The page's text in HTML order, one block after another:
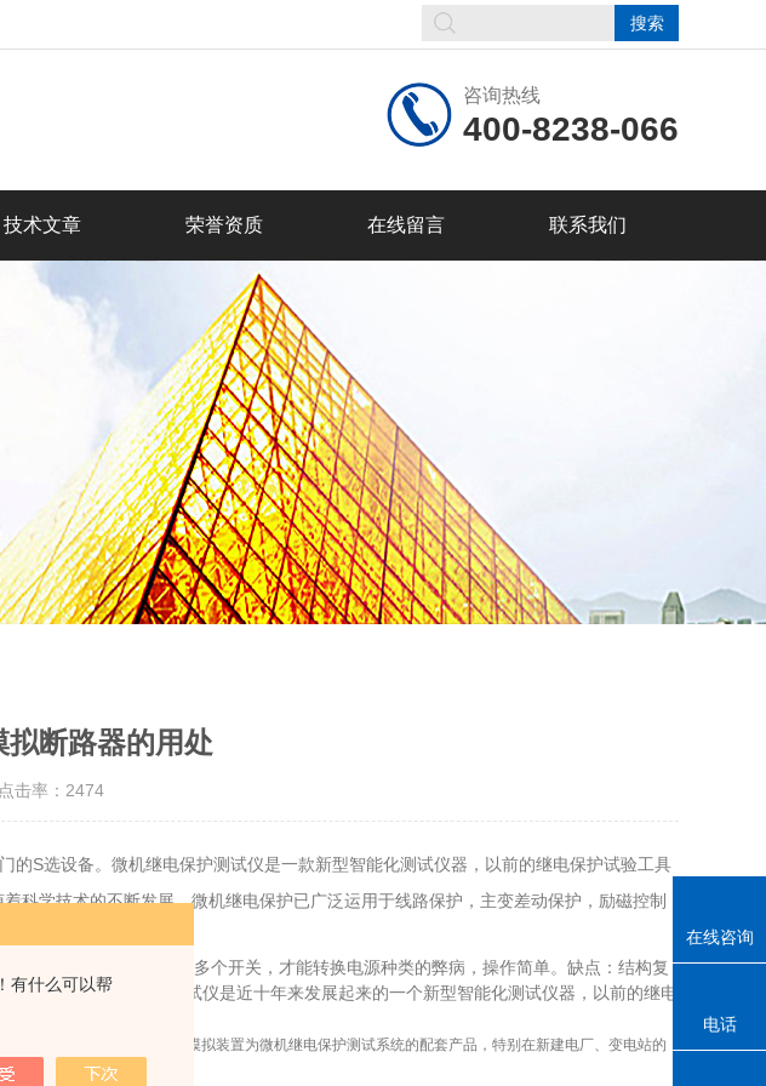
有什么可以帮
咨询热线
400-8238-066
技术文章 荣誉资质 在线留言 联系我们
断路器的用处
击率：2474
S选设备。微机继电保护测试仪是一款新型智能化测试仪器，以前的继电保护试验工具
科学技术的不断发展，微机继电保护已广泛运用于线路保护，主变差动保护，励磁控制
必须关断电源，切换多个开关，才能转换电源种类的弊病，操作简单。缺点：结构复
术。微机继电保护测试仪是近十年来发展起来的一个新型智能化测试仪器，以前的继电
验工作。
高压断路器。本机内置的模拟装置为微机继电保护测试系统的配套产品，特别在新建电厂、变电站的
，提高试验工作效率。
在线咨询
电话